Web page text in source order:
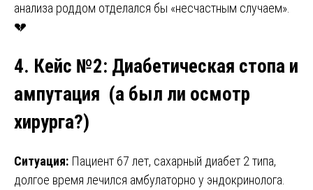
анализа роддом отделался бы «несчастным случаем».
💔
4. Кейс №2: Диабетическая стопа и
ампутация (а был ли осмотр
хирурга?)
Ситуация: Пациент 67 лет, сахарный диабет 2 типа,
долгое время лечился амбулаторно у эндокринолога.